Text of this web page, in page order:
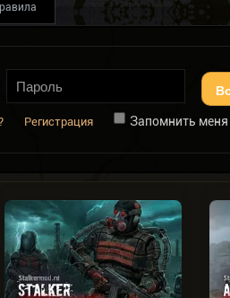
Регистрация Запомнить меня